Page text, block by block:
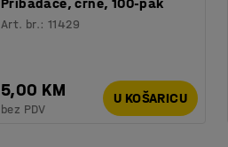
Art. br.:11429
5,00 KM
bez PDV
U KOŠARICU